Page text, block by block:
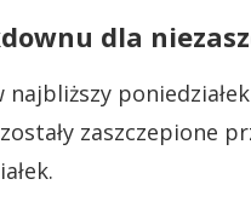
dla
zaszczepione